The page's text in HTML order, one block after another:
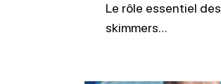
Le rôle essentiel des
skimmers…